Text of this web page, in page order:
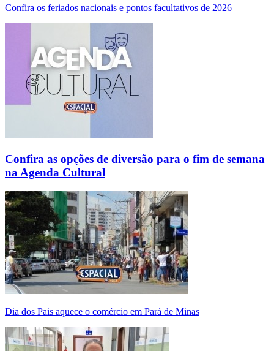
Confira os feriados nacionais e pontos facultativos de 2026
Confira as opções de diversão para o fim de semana
na Agenda Cultural
Dia dos Pais aquece o comércio em Pará de Minas